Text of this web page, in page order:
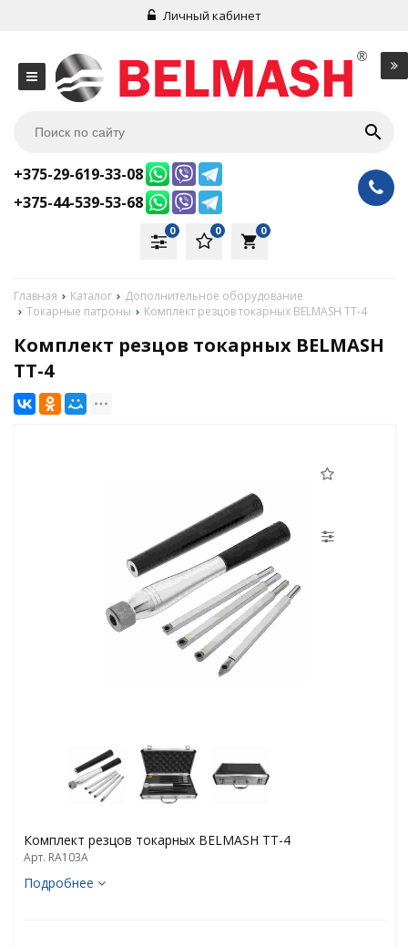
Личный кабинет
+375-29-619-33-08
+375-44-539-53-68
local_grocery_store
0
0
0
Главная Каталог
Дополнительное оборудование
Токарные патроны
Комплект резцов токарных BELMASH TT-4
Комплект резцов токарных BELMASH
TT-4
Комплект резцов токарных BELMASH TT-4
Арт. RA103A
Подробнее